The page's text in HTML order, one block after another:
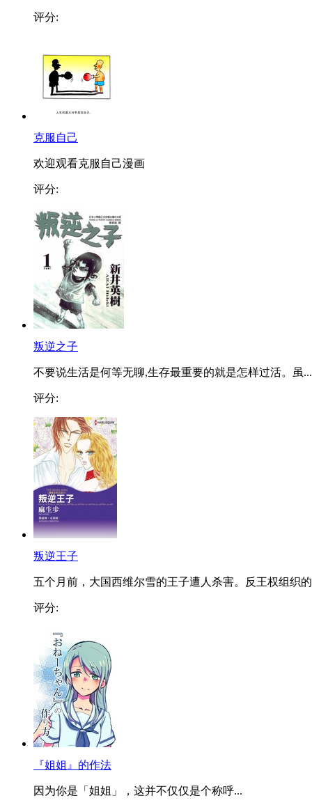
评分:
克服自己
欢迎观看克服自己漫画
评分:
叛逆之子
不要说生活是何等无聊,生存最重要的就是怎样过活。虽...
评分:
叛逆王子
五个月前，大国西维尔雪的王子遭人杀害。反王权组织
评分:
『姐姐』的作法
因为你是「姐姐」，这并不仅仅是个称呼...